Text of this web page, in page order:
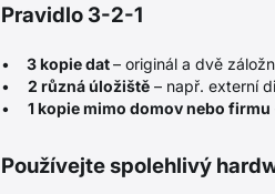
Pravidlo 3-2-1
• 3 kopie dat– originál a dvě
• 2 různá úložiště – např. externí
• 1 kopie mimo domov nebo firmu
Používejte spolehlivý